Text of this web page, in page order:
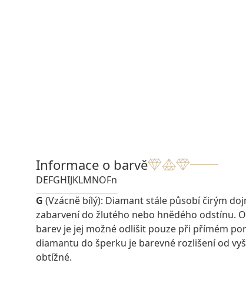
Informace o barvě
DEFGHIJKLMNOFn
G (Vzácně bílý): Diamant stále působí čirým
zabarvení do žlutého nebo hnědého odstínu.
barev je jej možné odlišit pouze při přímém
diamantu do šperku je barevné rozlišení od
obtížné.